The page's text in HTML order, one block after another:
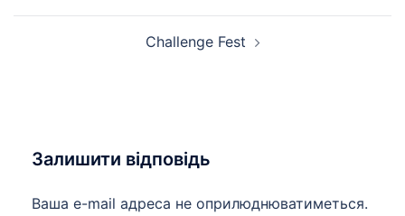
запису
Challenge Fest
Залишити відповідь
Ваша e-mail адреса не оприлюднюватиметься.